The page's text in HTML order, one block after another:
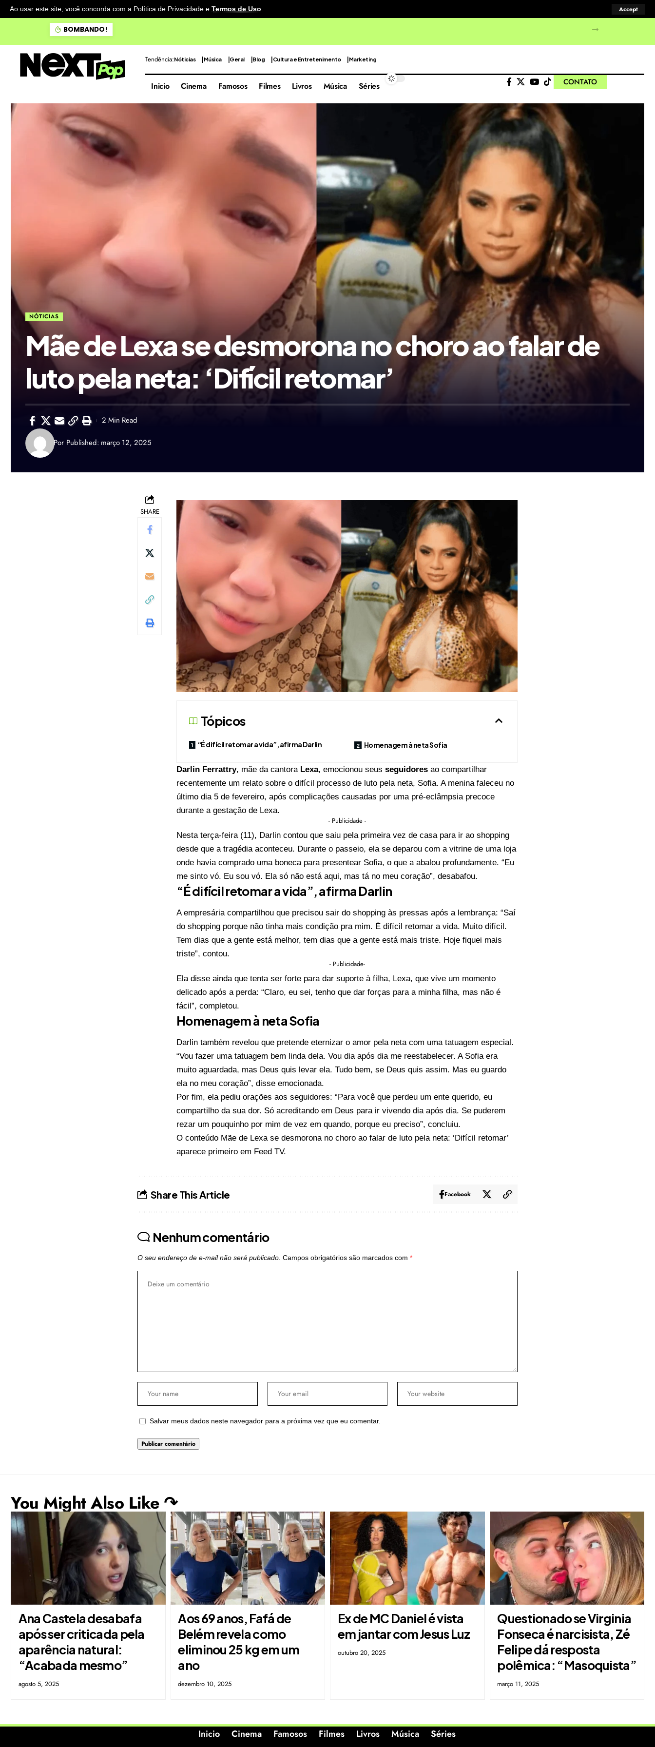
Ao usar este site, você concorda com a Política de Privacidade e Termos de Uso. Accept
BOMBANDO!
Tendência:Nóticias Música Geral Blog Cultura e Entretenimento Marketing
Inicio Cinema Famosos Filmes Livros Música Séries CONTATO
NÓTICIAS
Mãe de Lexa se desmorona no choro ao falar de
luto pela neta: ‘Difícil retomar’
Por Published: março 12, 2025
2 Min Read
SHARE
Tópicos
“É difícil retomar a vida”, afirma Darlin Homenagem à neta Sofia
Darlin Ferrattry, mãe da cantora Lexa, emocionou seus seguidores ao compartilhar
recentemente um relato sobre o difícil processo de luto pela neta, Sofia. A menina faleceu no
último dia 5 de fevereiro, após complicações causadas por uma pré-eclâmpsia precoce
durante a gestação de Lexa.
- Publicidade -
Nesta terça-feira (11), Darlin contou que saiu pela primeira vez de casa para ir ao shopping
desde que a tragédia aconteceu. Durante o passeio, ela se deparou com a vitrine de uma loja
onde havia comprado uma boneca para presentear Sofia, o que a abalou profundamente. “Eu
me sinto vó. Eu sou vó. Ela só não está aqui, mas tá no meu coração”, desabafou.
“É difícil retomar a vida”, afirma Darlin
A empresária compartilhou que precisou sair do shopping às pressas após a lembrança: “Saí
do shopping porque não tinha mais condição pra mim. É difícil retomar a vida. Muito difícil.
Tem dias que a gente está melhor, tem dias que a gente está mais triste. Hoje fiquei mais
triste”, contou.
- Publicidade-
Ela disse ainda que tenta ser forte para dar suporte à filha, Lexa, que vive um momento
delicado após a perda: “Claro, eu sei, tenho que dar forças para a minha filha, mas não é
fácil”, completou.
Homenagem à neta Sofia
Darlin também revelou que pretende eternizar o amor pela neta com uma tatuagem especial.
“Vou fazer uma tatuagem bem linda dela. Vou dia após dia me reestabelecer. A Sofia era
muito aguardada, mas Deus quis levar ela. Tudo bem, se Deus quis assim. Mas eu guardo
ela no meu coração”, disse emocionada.
Por fim, ela pediu orações aos seguidores: “Para você que perdeu um ente querido, eu
compartilho da sua dor. Só acreditando em Deus para ir vivendo dia após dia. Se puderem
rezar um pouquinho por mim de vez em quando, porque eu preciso”, concluiu.
O conteúdo Mãe de Lexa se desmorona no choro ao falar de luto pela neta: ‘Difícil retomar’
aparece primeiro em Feed TV.
Share This Article Facebook
Nenhum comentário
O seu endereço de e-mail não será publicado. Campos obrigatórios são marcados com *
Salvar meus dados neste navegador para a próxima vez que eu comentar.
You Might Also Like ↷
Ana Castela desabafa
após ser criticada pela
aparência natural:
“Acabada mesmo”
agosto 5, 2025
Aos 69 anos, Fafá de
Belém revela como
eliminou 25 kg em um
ano
dezembro 10, 2025
Ex de MC Daniel é vista
em jantar com Jesus Luz
outubro 20, 2025
Questionado se Virginia
Fonseca é narcisista, Zé
Felipe dá resposta
polêmica: “Masoquista”
março 11, 2025
Inicio Cinema Famosos Filmes Livros Música Séries